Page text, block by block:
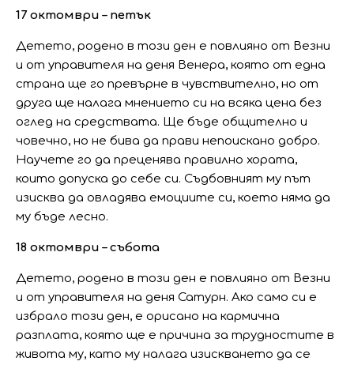
17 октомври – петък
Детето, родено в този ден е повлияно от Везни
и от управителя на деня Венера, която от една
страна ще го превърне в чувствително, но от
друга ще налага мнението си на всяка цена без
оглед на средствата. Ще бъде общително и
човечно, но не бива да прави непоискано добро.
Научете го да преценява правилно хората,
които допуска до себе си. Съдбовният му път
изисква да овладява емоциите си, което няма да
му бъде лесно.
18 октомври – събота
Детето, родено в този ден е повлияно от Везни
и от управителя на деня Сатурн. Ако само си е
избрало този ден, е орисано на кармична
разплата, която ще е причина за трудностите в
живота му, като му налага изискването да се